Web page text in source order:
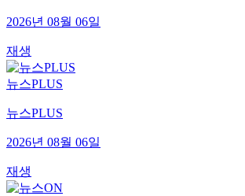
2026년 08월 06일
재생
뉴스PLUS
뉴스PLUS
2026년 08월 06일
재생